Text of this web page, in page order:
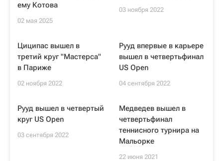
ему Котова
02 мая 2025
03 ноября 2022
Циципас вышел в
третий круг "Мастерса"
в Париже
02 ноября 2022
Рууд впервые в карьере
вышел в четвертьфинал
US Open
04 сентября 2022
Рууд вышел в четвертый
круг US Open
03 сентября 2022
Медведев вышел в
четвертьфинал
теннисного турнира на
Мальорке
22 июня 2021